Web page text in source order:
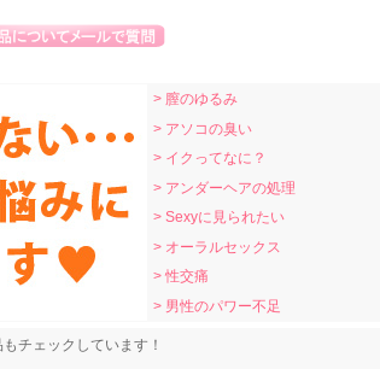
> 膣のゆるみ
> アソコの臭い
> イクってなに？
> アンダーヘアの処理
> Sexyに見られたい
> オーラルセックス
> 性交痛
> 男性のパワー不足
チェックしています！